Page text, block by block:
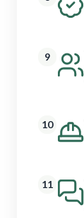
9
10
11